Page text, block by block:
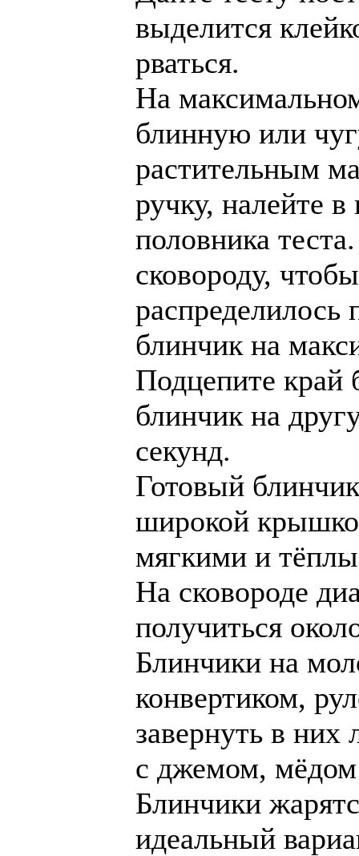
выделится
рваться.
На
блинную или
растительным
ручку, налейте
половника
сковороду,
распределилось
блинчик на
Подцепите край
блинчик на
секунд.
Готовый
широкой
мягкими и
На сковороде
получиться
Блинчики на
конвертиком,
завернуть в
с джемом,
Блинчики
идеальный